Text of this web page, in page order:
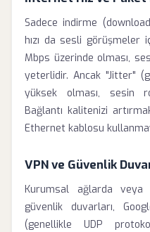
Sadece indirme
hızı da sesli görüşmeler
Mbps üzerinde olması,
yeterlidir. Ancak "Jitter"
yüksek olması, sesin
Bağlantı kalitenizi
Ethernet kablosu
VPN ve Güvenlik
Kurumsal ağlarda veya
güvenlik duvarları,
(genellikle UDP